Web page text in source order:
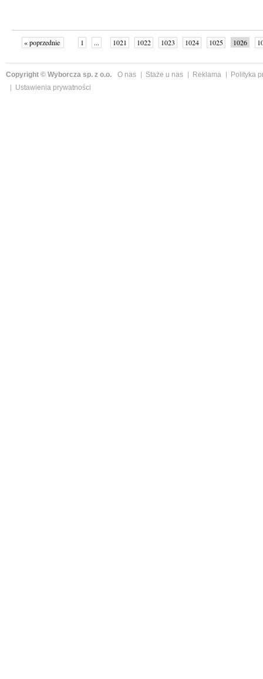
« poprzednie 1 ... 1021 1022 1023 1024 1025 1026
Copyright © Wyborcza sp. z o.o. O nas Staże u nas Reklama
Polityka
Ustawienia prywatności